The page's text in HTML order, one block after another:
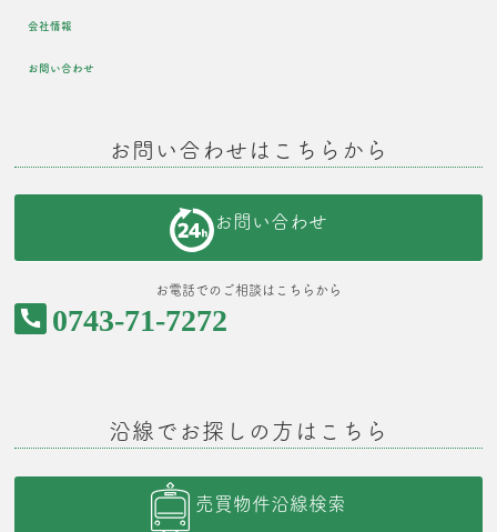
会社情報
お問い合わせ
お問い合わせはこちらから
お問い合わせ
お電話でのご相談はこちらから
0743-71-7272
沿線でお探しの方はこちら
売買物件沿線検索